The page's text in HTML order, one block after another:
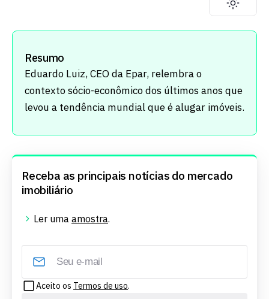
Resumo
Eduardo Luiz, CEO da Epar, relembra o
contexto sócio-econômico dos últimos anos que
levou a tendência mundial que é alugar imóveis.
Receba as principais notícias do mercado
imobiliário
Ler uma amostra.
Aceito os Termos de uso.